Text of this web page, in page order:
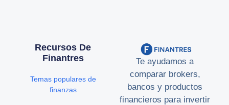
Te ayudamos a
comparar brokers,
bancos y productos
financieros para invertir
Recursos De
Finantres
Temas populares de
finanzas